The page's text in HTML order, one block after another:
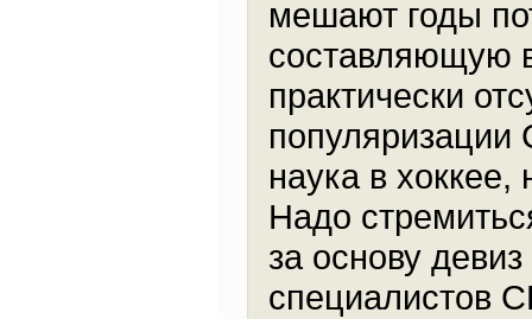
мешают годы
составляющую
практически
популяризации
наука в
Надо
за основу
специалистов